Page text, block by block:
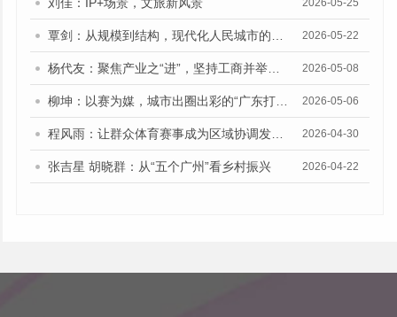
2026-05-25
2026-05-22
2026-05-08
2026-05-06
2026-04-30
张吉星 胡晓群：从“五个广州”看乡村振兴 2026-04-22